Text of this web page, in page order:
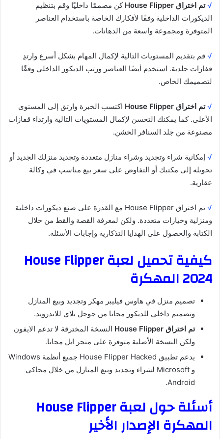
√ تم اختراق House Flipper
كن مصممًا داخليًا وقم بتنظيم
الديكورات الداخلية وفقًا لأفكارك الخاصة باستخدام العناصر
المتوفرة ومجموعة واسعة من الدهانات.
√ قم بتقديم المستويات التالية لإكمال المهام بشكل أسرع وارتدِ
قفازات جلدية. استخدم أيضًا العناصر ورتب الديكور الداخلي وفقًا
لتصميمك الخاص.
√ تم اختراق House Flipper
اكتسب الخبرة وارتق إلى المستوى
الأعلى. كما يمكنك التحسن لإكمال المستويات التالية وارتداء قفازات
مصنوعة من جلد السنافر الخشن.
√ إمكانية شراء وتجديد وشراء منازل متعددة وتجديد منزلك الجديد أو
تحويله إلى مكتبك أو التفاوض على سعر بيع مناسب في وكالة
عقارية.
√
تم اختراق House Flipper مع القدرة على صنع ديكورات داخلية
ومنزلية وخيارات متعددة. ولكن لمعرفة القصة والقط من خلال
الكتابة والحصول على الهدايا التذكارية وإجابات الأسئلة.
كيفية تحميل لعبة House Flipper
2024 المهكرة
تصميم منزل في هاوس فيليبر مهكر وتجديد وبيع المنازل
وتصميم داخلي للديكور مجانا من جوجل بلاي للاندرويد.
تم اختراق House Flipper
النسخة المخترقة لا تدعم الايفون
ولكن النسخة الأصلية متوفرة على متجر ابل مجانا.
يدعم تطبيق House Flipper Hacked جميع أنظمة Windows
و Microsoft لشراء وتجديد وبيع المنازل من خلال محاكي
Android.
أسئلة حول لعبة House Flipper
المهكرة الإصدار الأخير